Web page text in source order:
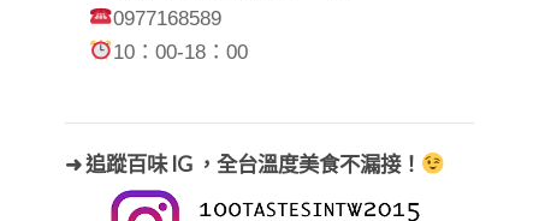
0977168589
10：00-18：00
➜ 追蹤百味 IG ，全台溫度美食不漏接！